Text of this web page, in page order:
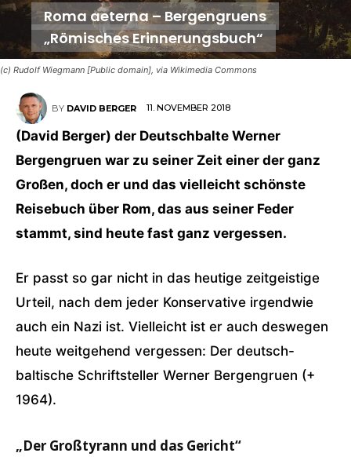
(c) Rudolf Wiegmann [Public domain], via Wikimedia Commons
Roma aeterna – Bergengruens
„Römisches Erinnerungsbuch“
BY DAVID BERGER 11. NOVEMBER 2018
(David Berger) der Deutschbalte Werner
Bergengruen war zu seiner Zeit einer der ganz
Großen, doch er und das vielleicht schönste
Reisebuch über Rom, das aus seiner Feder
stammt, sind heute fast ganz vergessen.
Er passt so gar nicht in das heutige zeitgeistige
Urteil, nach dem jeder Konservative irgendwie
auch ein Nazi ist. Vielleicht ist er auch deswegen
heute weitgehend vergessen: Der deutsch-
baltische Schriftsteller Werner Bergengruen (+
1964).
„Der Großtyrann und das Gericht“